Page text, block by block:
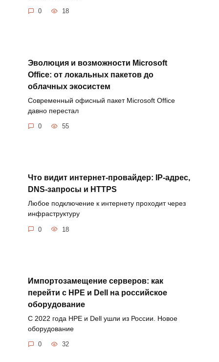
0 18
Эволюция и возможности Microsoft
Office: от локальных пакетов до
облачных экосистем
Современный офисный пакет Microsoft Office
давно перестал
0 55
Что видит интернет-провайдер: IP-адрес,
DNS-запросы и HTTPS
Любое подключение к интернету проходит через
инфраструктуру
0 18
Импортозамещение серверов: как
перейти с HPE и Dell на российское
оборудование
С 2022 года HPE и Dell ушли из России. Новое
оборудование
0 32